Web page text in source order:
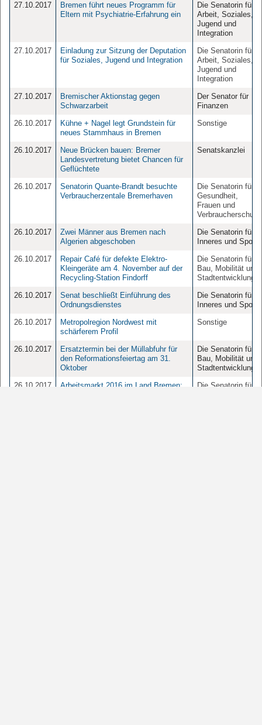
27.10.2017
Bremen führt neues Programm für
Eltern mit Psychiatrie-Erfahrung ein
Die Senatorin für
Arbeit, Soziales,
Jugend und
Integration
27.10.2017
Einladung zur Sitzung der Deputation
für Soziales, Jugend und Integration
Die Senatorin für
Arbeit, Soziales,
Jugend und
Integration
27.10.2017
Bremischer Aktionstag gegen
Schwarzarbeit
Der Senator für
Finanzen
26.10.2017
Kühne + Nagel legt Grundstein für
neues Stammhaus in Bremen
Sonstige
26.10.2017
Neue Brücken bauen: Bremer
Landesvertretung bietet Chancen für
Geflüchtete
Senatskanzlei
26.10.2017
Senatorin Quante-Brandt besuchte
Verbraucherzentale Bremerhaven
Die Senatorin für
Gesundheit,
Frauen und
Verbraucherschutz
26.10.2017
Zwei Männer aus Bremen nach
Algerien abgeschoben
Die Senatorin für
Inneres und Sport
26.10.2017
Repair Café für defekte Elektro-
Kleingeräte am 4. November auf der
Recycling-Station Findorff
Die Senatorin für
Bau, Mobilität und
Stadtentwicklung
26.10.2017
Senat beschließt Einführung des
Ordnungsdienstes
Die Senatorin für
Inneres und Sport
26.10.2017
Metropolregion Nordwest mit
schärferem Profil
Sonstige
26.10.2017
Ersatztermin bei der Müllabfuhr für
den Reformationsfeiertag am 31.
Oktober
Die Senatorin für
Bau, Mobilität und
Stadtentwicklung
26.10.2017
Arbeitsmarkt 2016 im Land Bremen:
Die Senatorin für